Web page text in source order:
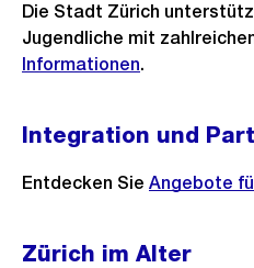
Die Stadt Zürich
Jugendliche mit
Informationen.
Integration und
Entdecken Sie Angebote
Zürich im Alter